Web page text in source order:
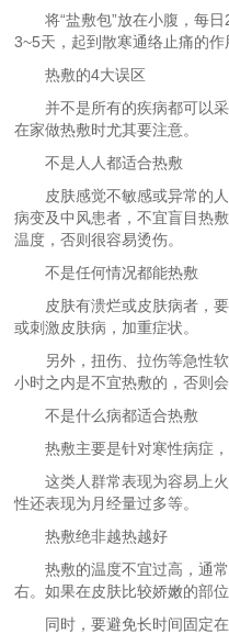
将“盐敷包”放在小腹，每日
3~5天，起到散寒通络止痛的作
热敷的4大误区
并不是所有的疾病都可以采
在家做热敷时尤其要注意。
不是人人都适合热敷
皮肤感觉不敏感或异常的人
病变及中风患者，不宜盲目热
温度，否则很容易烫伤。
不是任何情况都能热敷
皮肤有溃烂或皮肤病者，要
或刺激皮肤病，加重症状。
另外，扭伤、拉伤等急性软
小时之内是不宜热敷的，否则会
不是什么病都适合热敷
热敷主要是针对寒性病症，
这类人群常表现为容易上火
性还表现为月经量过多等。
热敷绝非越热越好
热敷的温度不宜过高，通常
右。如果在皮肤比较娇嫩的部
同时，要避免长时间固定在